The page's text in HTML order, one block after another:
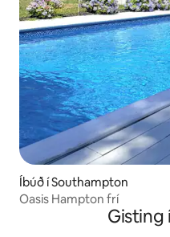
Íbúð í Southampton
Oasis Hampton frí
Gisting